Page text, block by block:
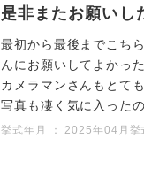
是非またお願いし
最初から最後までこち
んにお願いしてよかっ
カメラマンさんもとて
写真も凄く気に入った
挙式年月 ： 2025年04月挙